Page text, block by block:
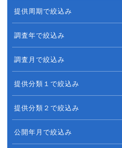
提供周期で絞込み
調査年で絞込み
調査月で絞込み
提供分類１で絞込み
提供分類２で絞込み
公開年月で絞込み